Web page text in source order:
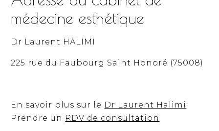
médecine esthétique
Dr Laurent HALIMI
225 rue du Faubourg Saint Honoré (75008)
En savoir plus sur le Dr Laurent Halimi
Prendre un RDV de consultation